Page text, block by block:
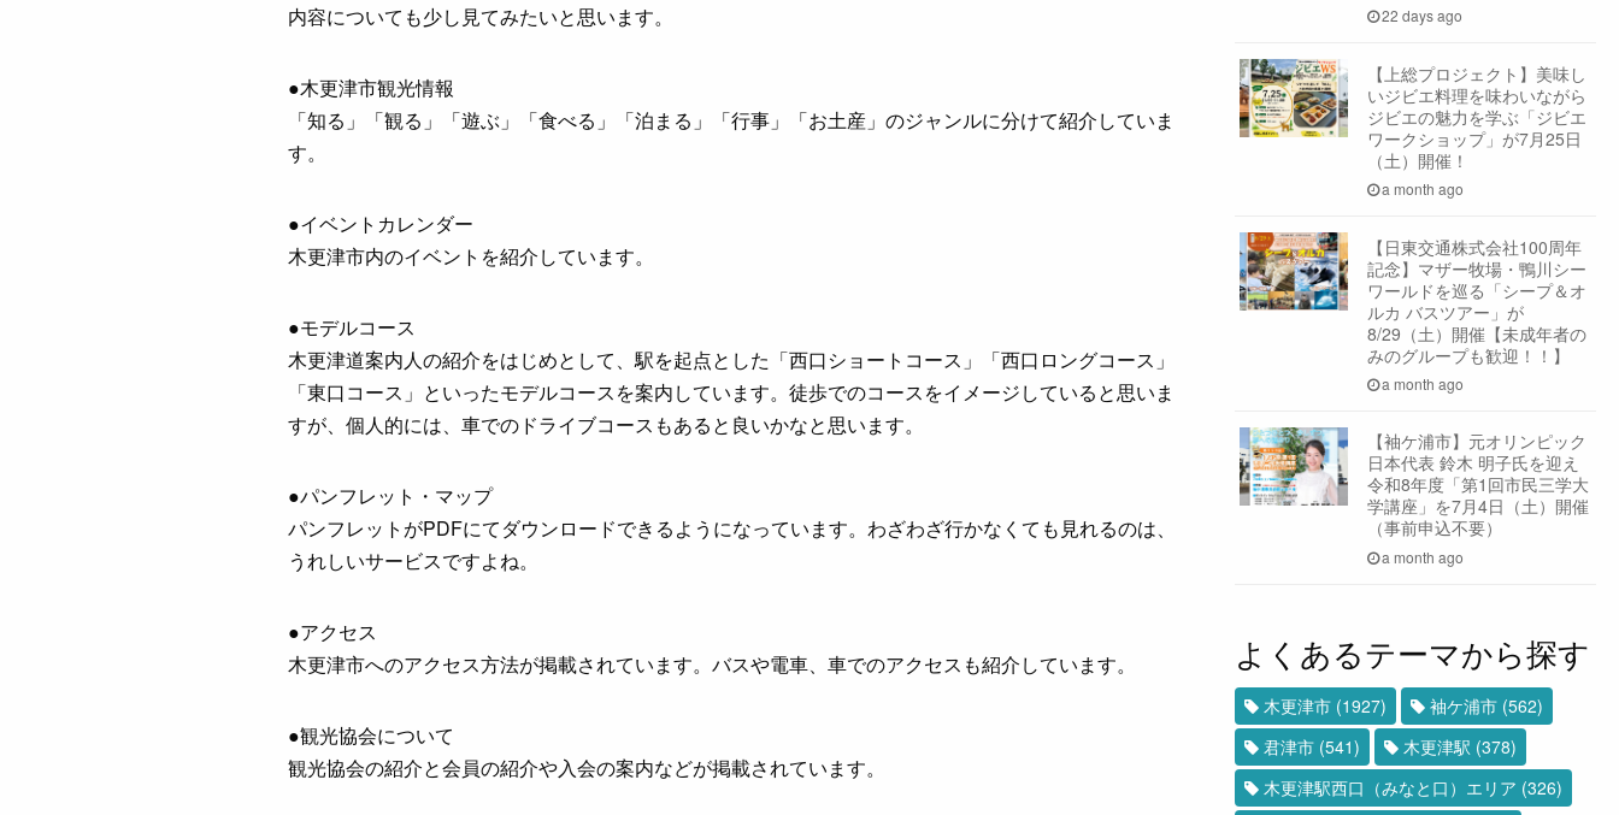
内容についても少し見てみたいと思います。
●木更津市観光情報
「知る」「観る」「遊ぶ」「食べる」「泊まる」「行事」「お土産」のジャンルに分けて紹介していま
す。
●イベントカレンダー
木更津市内のイベントを紹介しています。
●モデルコース
木更津道案内人の紹介をはじめとして、駅を起点とした「西口ショートコース」「西口ロングコース」
「東口コース」といったモデルコースを案内しています。徒歩でのコースをイメージしていると思いま
すが、個人的には、車でのドライブコースもあると良いかなと思います。
●パンフレット・マップ
パンフレットがPDFにてダウンロードできるようになっています。わざわざ行かなくても見れるのは、
うれしいサービスですよね。
●アクセス
木更津市へのアクセス方法が掲載されています。バスや電車、車でのアクセスも紹介しています。
●観光協会について
観光協会の紹介と会員の紹介や入会の案内などが掲載されています。
22 days ago
【上総プロジェクト】美味し
いジビエ料理を味わいながら
ジビエの魅力を学ぶ「ジビエ
ワークショップ」が7月25日
（土）開催！
a month ago
【日東交通株式会社100周年
記念】マザー牧場・鴨川シー
ワールドを巡る「シープ＆オ
ルカ バスツアー」が
8/29（土）開催【未成年者の
みのグループも歓迎！！】
a month ago
【袖ケ浦市】元オリンピック
日本代表 鈴木 明子氏を迎え
令和8年度「第1回市民三学大
学講座」を7月4日（土）開催
（事前申込不要）
a month ago
よくあるテーマから探す
木更津市(1927) 袖ケ浦市(562)
君津市(541) 木更津駅 (378)
木更津駅西口（みなと口）エリア (326)